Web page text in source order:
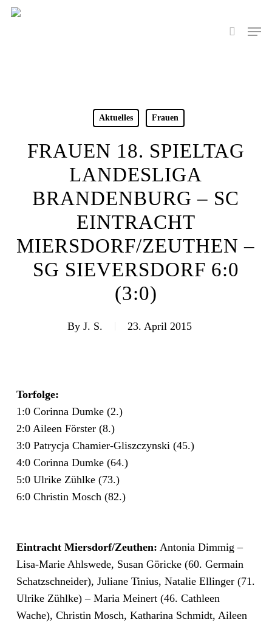
Skip
search
Menu
Aktuelles Frauen
FRAUEN 18. SPIELTAG
LANDESLIGA
BRANDENBURG – SC
EINTRACHT
MIERSDORF/ZEUTHEN –
SG SIEVERSDORF 6:0
(3:0)
By J. S. 23. April 2015
Torfolge:
1:0 Corinna Dumke (2.)
2:0 Aileen Förster (8.)
3:0 Patrycja Chamier-Gliszczynski (45.)
4:0 Corinna Dumke (64.)
5:0 Ulrike Zühlke (73.)
6:0 Christin Mosch (82.)
Eintracht Miersdorf/Zeuthen: Antonia Dimmig –
Lisa-Marie Ahlswede, Susan Göricke (60. Germain
Schatzschneider), Juliane Tinius, Natalie Ellinger (71.
Ulrike Zühlke) – Maria Meinert (46. Cathleen
Wache), Christin Mosch, Katharina Schmidt, Aileen